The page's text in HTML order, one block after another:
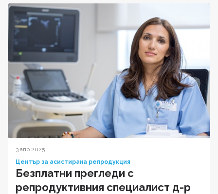
3 апр 2025
Център за асистирана репродукция
Безплатни прегледи с
репродуктивния специалист д-р